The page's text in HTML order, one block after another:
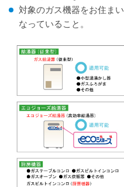
対象のガス機器をお住まい
なっていること。